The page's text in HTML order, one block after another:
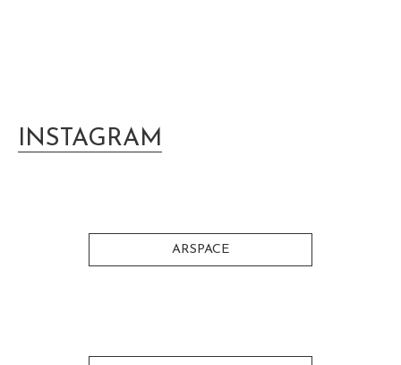
INSTAGRAM
ARSPACE